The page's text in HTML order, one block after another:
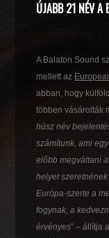
ÚJABB 21 NÉV A
A Balaton Sound
mellett az
abban, hogy
többen vásárolták
húsz név
számítunk, ami
előbb megváltani
helyet
Európa-szerte a
fogynak, a
érvényes” – állítja